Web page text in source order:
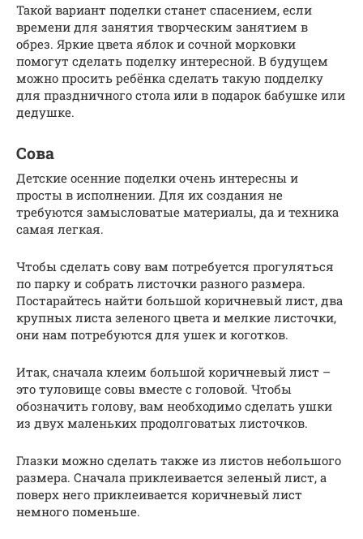
Такой вариант поделки станет спасением, если
времени для занятия творческим занятием в
обрез. Яркие цвета яблок и сочной морковки
помогут сделать поделку интересной. В будущем
можно просить ребёнка сделать такую подделку
для праздничного стола или в подарок бабушке или
дедушке.
Сова
Детские осенние поделки очень интересны и
просты в исполнении. Для их создания не
требуются замысловатые материалы, да и техника
самая легкая.
Чтобы сделать сову вам потребуется прогуляться
по парку и собрать листочки разного размера.
Постарайтесь найти большой коричневый лист, два
крупных листа зеленого цвета и мелкие листочки,
они нам потребуются для ушек и коготков.
Итак, сначала клеим большой коричневый лист –
это туловище совы вместе с головой. Чтобы
обозначить голову, вам необходимо сделать ушки
из двух маленьких продолговатых листочков.
Глазки можно сделать также из листов небольшого
размера. Сначала приклеивается зеленый лист, а
поверх него приклеивается коричневый лист
немного поменьше.